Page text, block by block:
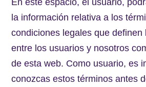
En este espacio, el usuario,
la información relativa a los
condiciones legales que definen
entre los usuarios y nosotros
de esta web. Como usuario, es
conozcas estos términos antes